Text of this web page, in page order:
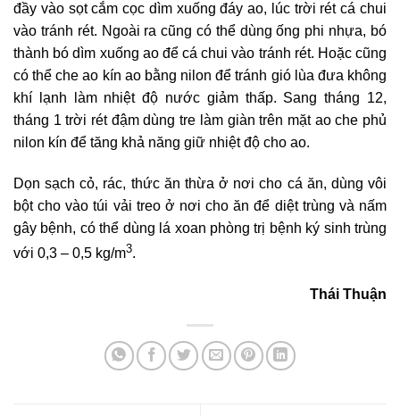
đầy vào sọt cắm cọc dìm xuống đáy ao, lúc trời rét cá chui
vào tránh rét. Ngoài ra cũng có thể dùng ống phi nhựa, bó
thành bó dìm xuống ao để cá chui vào tránh rét. Hoặc cũng
có thể che ao kín ao bằng nilon để tránh gió lùa đưa không
khí lạnh làm nhiệt độ nước giảm thấp. Sang tháng 12,
tháng 1 trời rét đậm dùng tre làm giàn trên mặt ao che phủ
nilon kín để tăng khả năng giữ nhiệt độ cho ao.
Dọn sạch cỏ, rác, thức ăn thừa ở nơi cho cá ăn, dùng vôi
bột cho vào túi vải treo ở nơi cho ăn để diệt trùng và nấm
gây bệnh, có thể dùng lá xoan phòng trị bệnh ký sinh trùng
với 0,3 – 0,5 kg/m3.
Thái Thuận